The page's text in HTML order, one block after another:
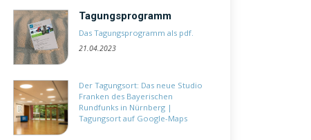
Tagungsprogramm
Das Tagungsprogramm als pdf.
21.04.2023
Der Tagungsort: Das neue Studio
Franken des Bayerischen
Rundfunks in Nürnberg |
Tagungsort auf Google-Maps